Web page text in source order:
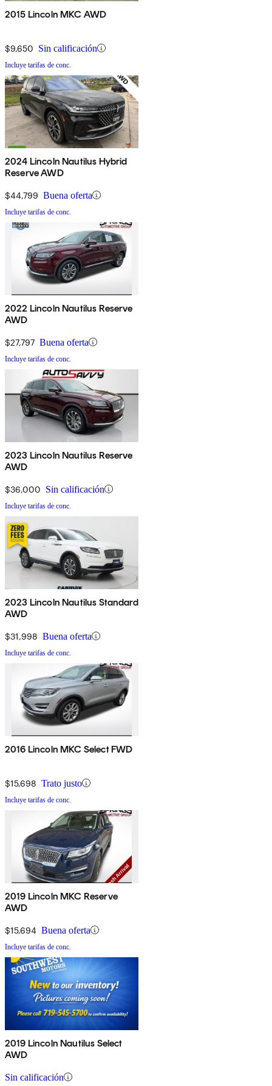
2015 Lincoln MKC AWD
$9,650 Sin calificación
Incluye tarifas de conc.
2024 Lincoln Nautilus Hybrid
Reserve AWD
$44,799 Buena oferta
Incluye tarifas de conc.
2022 Lincoln Nautilus Reserve
AWD
$27,797 Buena oferta
Incluye tarifas de conc.
2023 Lincoln Nautilus Reserve
AWD
$36,000 Sin calificación
Incluye tarifas de conc.
2023 Lincoln Nautilus Standard
AWD
$31,998 Buena oferta
Incluye tarifas de conc.
2016 Lincoln MKC Select FWD
$15,698 Trato justo
Incluye tarifas de conc.
2019 Lincoln MKC Reserve
AWD
$15,694 Buena oferta
Incluye tarifas de conc.
2019 Lincoln Nautilus Select
AWD
Sin calificación